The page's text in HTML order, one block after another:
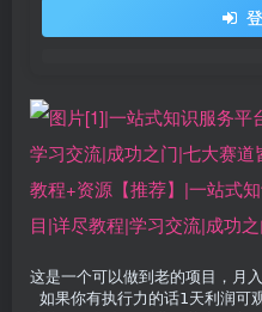
这是一个可以做到老的项目，月
如果你有执行力的话1天利润可